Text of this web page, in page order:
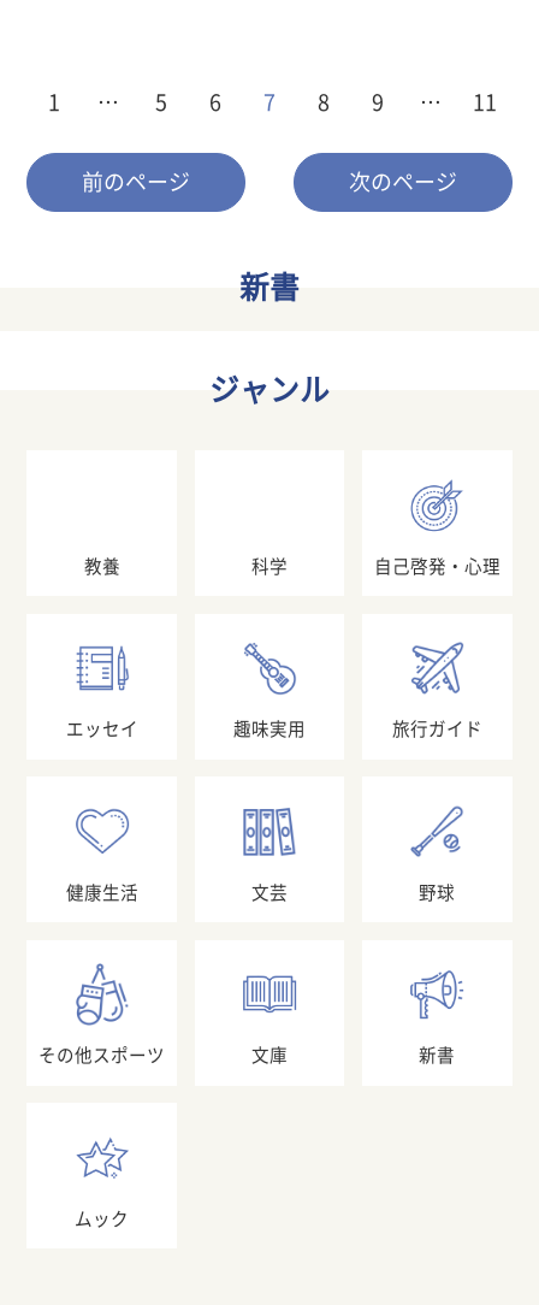
新書
ジャンル
教養 科学 自己啓発・心理
エッセイ 趣味実用 旅行ガイド
健康生活 文芸 野球
その他スポーツ 文庫 新書
ムック
前のページ
1 … 5 6 7 8 9 … 11
次のページ